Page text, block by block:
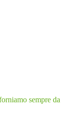
sempre da